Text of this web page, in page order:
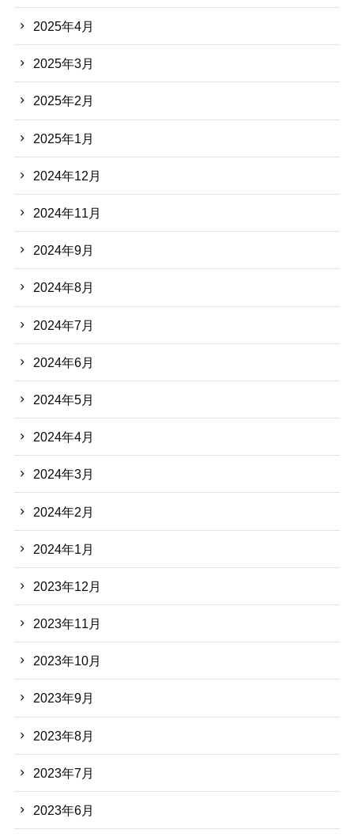
2025年4月
2025年3月
2025年2月
2025年1月
2024年12月
2024年11月
2024年9月
2024年8月
2024年7月
2024年6月
2024年5月
2024年4月
2024年3月
2024年2月
2024年1月
2023年12月
2023年11月
2023年10月
2023年9月
2023年8月
2023年7月
2023年6月